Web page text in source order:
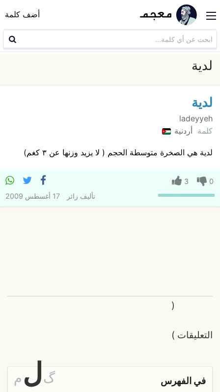
أضف كلمة
لدية
لدية
ladeyyeh
كلمة أردنية
لدية هي الصخرة متوسطة الحجم ( لا يزيد وزنها عن ٣ كغم)
0
3
تأليف زائر 17 أغسطس 2009
التعليقات
(
)
في الفهرس گل م